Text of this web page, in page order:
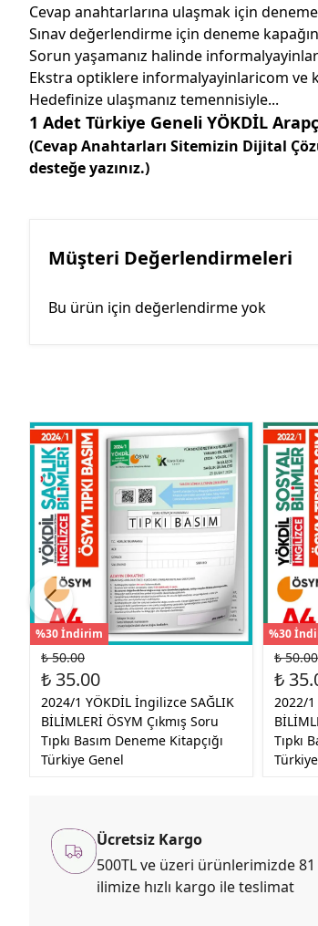
Cevap anahtarlarına ulaşmak için
Sınav değerlendirme için deneme
Sorun yaşamanız halinde
Ekstra optiklere informalyayinlaricom ve
Hedefinize ulaşmanız temennisiyle...
1 Adet Türkiye Geneli YÖKDİL
(Cevap Anahtarları Sitemizin Dijital
desteğe yazınız.)
Müşteri Değerlendirmeleri
Bu ürün için değerlendirme yok
%30 İndirim
₺ 50.00
₺ 35.00
2024/1 YÖKDİL İngilizce SAĞLIK
BİLİMLERİ ÖSYM Çıkmış Soru
Tıpkı Basım Deneme Kitapçığı
Türkiye Genel
%30
₺ 50.00
₺
2022/1
Tıpkı
Ücretsiz Kargo
500TL ve üzeri ürünlerimizde 81
ilimize hızlı kargo ile teslimat